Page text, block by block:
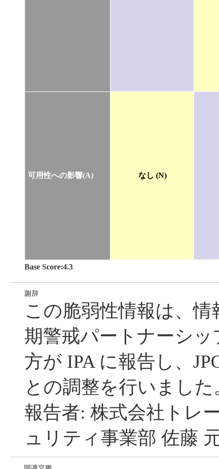
可用性への影響(A) なし (N)
Base Score:4.3
この脆弱性情報は、
期警戒パートナーシ
方が IPA に報告し、
との調整を行いました
報告者: 株式会社トレ
ュリティ事業部 佐藤